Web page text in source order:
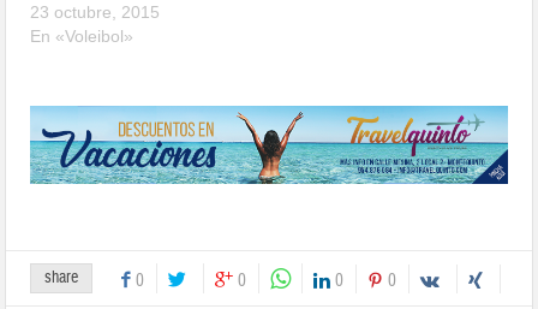
23 octubre, 2015
En «Voleibol»
share 0 0 0 0